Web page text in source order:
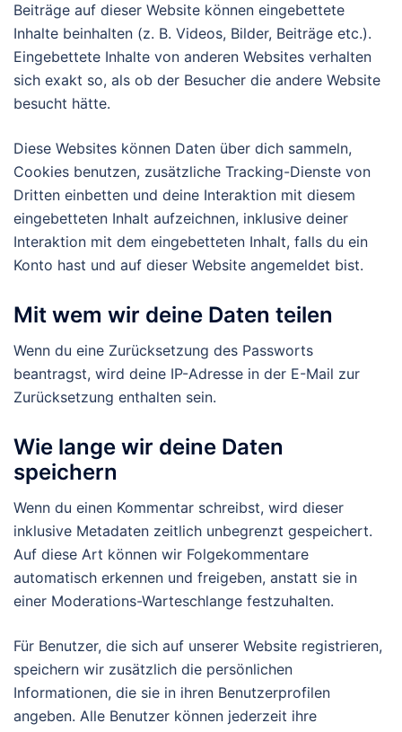
Beiträge auf dieser Website können eingebettete
Inhalte beinhalten (z. B. Videos, Bilder, Beiträge etc.).
Eingebettete Inhalte von anderen Websites verhalten
sich exakt so, als ob der Besucher die andere Website
besucht hätte.
Diese Websites können Daten über dich sammeln,
Cookies benutzen, zusätzliche Tracking-Dienste von
Dritten einbetten und deine Interaktion mit diesem
eingebetteten Inhalt aufzeichnen, inklusive deiner
Interaktion mit dem eingebetteten Inhalt, falls du ein
Konto hast und auf dieser Website angemeldet bist.
Mit wem wir deine Daten teilen
Wenn du eine Zurücksetzung des Passworts
beantragst, wird deine IP-Adresse in der E-Mail zur
Zurücksetzung enthalten sein.
Wie lange wir deine Daten
speichern
Wenn du einen Kommentar schreibst, wird dieser
inklusive Metadaten zeitlich unbegrenzt gespeichert.
Auf diese Art können wir Folgekommentare
automatisch erkennen und freigeben, anstatt sie in
einer Moderations-Warteschlange festzuhalten.
Für Benutzer, die sich auf unserer Website registrieren,
speichern wir zusätzlich die persönlichen
Informationen, die sie in ihren Benutzerprofilen
angeben. Alle Benutzer können jederzeit ihre